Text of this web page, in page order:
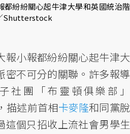
都紛紛關心起牛津大學和英國統治階
Shutterstock
報小報都紛紛關心起牛津大
密不可分的關聯。許多報導
社團「布靈頓俱樂部」
描述前首相卡麥隆和同黨脫
這個只招收上流社會男學生